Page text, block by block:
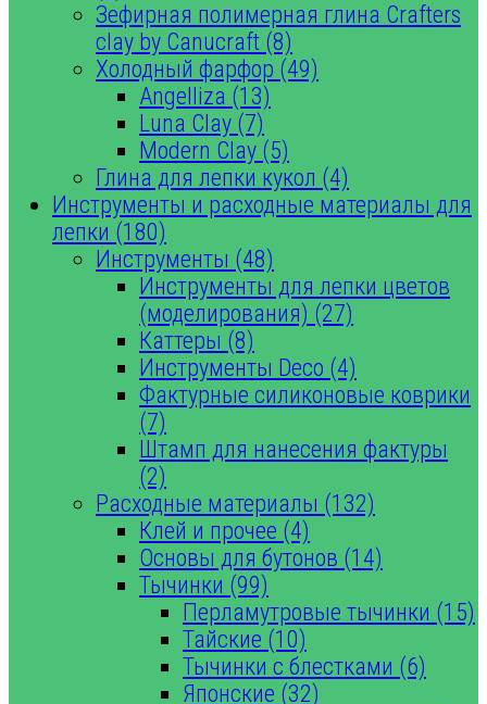
Зефирная полимерная глина Crafters
clay by Canucraft (8)
Холодный фарфор (49)
Angelliza (13)
Luna Clay (7)
Modern Clay (5)
Глина для лепки кукол (4)
Инструменты и расходные материалы для
лепки (180)
Инструменты (48)
Инструменты для лепки цветов
(моделирования) (27)
Каттеры (8)
Инструменты Deco (4)
Фактурные силиконовые коврики
(7)
Штамп для нанесения фактуры
(2)
Расходные материалы (132)
Клей и прочее (4)
Основы для бутонов (14)
Тычинки (99)
Перламутровые тычинки (15)
Тайские (10)
Тычинки с блестками (6)
Японские (32)